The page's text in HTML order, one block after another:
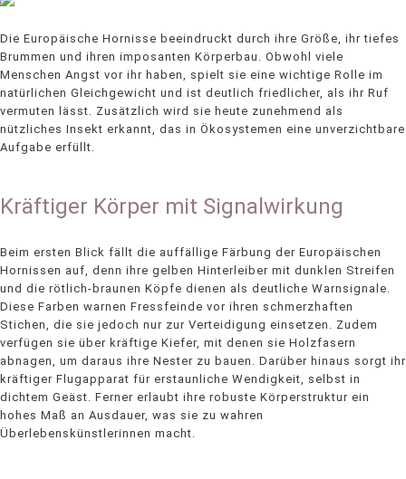
Die Europäische Hornisse beeindruckt durch ihre Größe, ihr tiefes
Brummen und ihren imposanten Körperbau. Obwohl viele
Menschen Angst vor ihr haben, spielt sie eine wichtige Rolle im
natürlichen Gleichgewicht und ist deutlich friedlicher, als ihr Ruf
vermuten lässt. Zusätzlich wird sie heute zunehmend als
nützliches Insekt erkannt, das in Ökosystemen eine unverzichtbare
Aufgabe erfüllt.
Kräftiger Körper mit Signalwirkung
Beim ersten Blick fällt die auffällige Färbung der Europäischen
Hornissen auf, denn ihre gelben Hinterleiber mit dunklen Streifen
und die rötlich-braunen Köpfe dienen als deutliche Warnsignale.
Diese Farben warnen Fressfeinde vor ihren schmerzhaften
Stichen, die sie jedoch nur zur Verteidigung einsetzen. Zudem
verfügen sie über kräftige Kiefer, mit denen sie Holzfasern
abnagen, um daraus ihre Nester zu bauen. Darüber hinaus sorgt ihr
kräftiger Flugapparat für erstaunliche Wendigkeit, selbst in
dichtem Geäst. Ferner erlaubt ihre robuste Körperstruktur ein
hohes Maß an Ausdauer, was sie zu wahren
Überlebenskünstlerinnen macht.